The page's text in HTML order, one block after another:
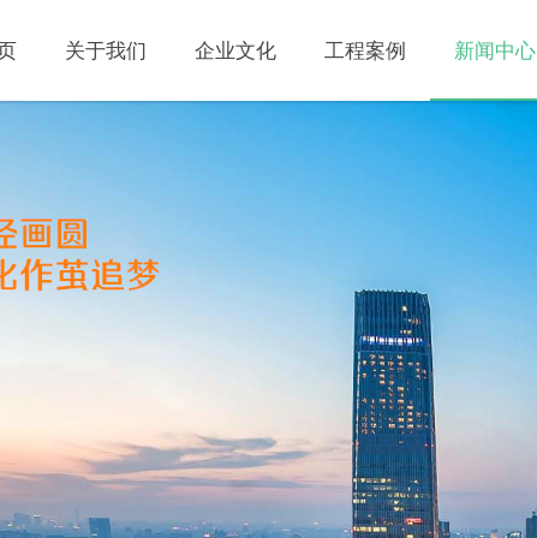
关于我们 企业文化 工程案例 新闻中心